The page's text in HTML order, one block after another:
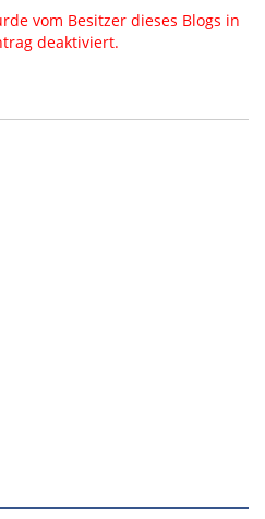
vom Besitzer dieses Blogs in
deaktiviert.